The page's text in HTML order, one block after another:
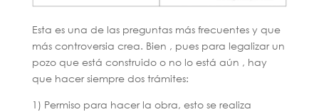
Esta es una de las preguntas más frecuentes y que
más controversia crea. Bien , pues para legalizar un
pozo que está construido o no lo está aún , hay
que hacer siempre dos trámites:
1) Permiso para hacer la obra, esto se realiza